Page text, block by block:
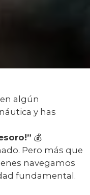
algún
y has
💰
Pero más que
navegamos
fundamental.